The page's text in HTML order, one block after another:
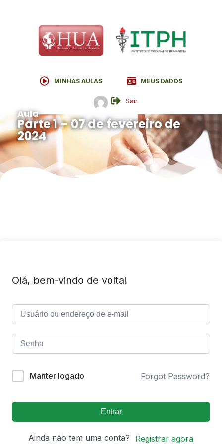
MINHAS AULAS MEUS DADOS
Sair
Aula
Parte 1 – 07 de fevereiro de
2024
Olá, bem-vindo de volta!
Manter logado Forgot Password?
Entrar
Ainda não tem uma conta? Registrar agora